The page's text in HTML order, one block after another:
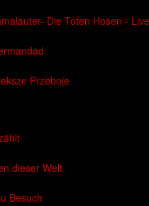
Die Toten Hosen -
Przeboje
dieser Welt
Besuch